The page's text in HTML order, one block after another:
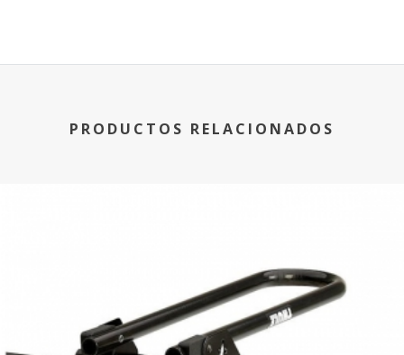
PRODUCTOS RELACIONADOS